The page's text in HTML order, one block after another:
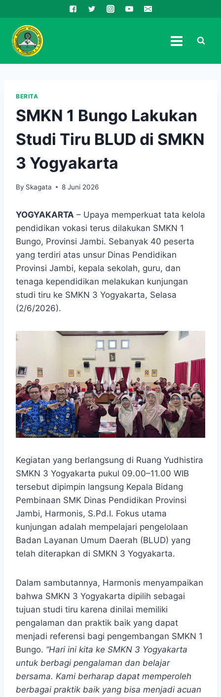
to
content
BERITA
SMKN 1 Bungo Lakukan
Studi Tiru BLUD di SMKN
3 Yogyakarta
By Skagata 8 Juni 2026
YOGYAKARTA – Upaya memperkuat tata kelola
pendidikan vokasi terus dilakukan SMKN 1
Bungo, Provinsi Jambi. Sebanyak 40 peserta
yang terdiri atas unsur Dinas Pendidikan
Provinsi Jambi, kepala sekolah, guru, dan
tenaga kependidikan melakukan kunjungan
studi tiru ke SMKN 3 Yogyakarta, Selasa
(2/6/2026).
Kegiatan yang berlangsung di Ruang Yudhistira
SMKN 3 Yogyakarta pukul 09.00–11.00 WIB
tersebut dipimpin langsung Kepala Bidang
Pembinaan SMK Dinas Pendidikan Provinsi
Jambi, Harmonis, S.Pd.I. Fokus utama
kunjungan adalah mempelajari pengelolaan
Badan Layanan Umum Daerah (BLUD) yang
telah diterapkan di SMKN 3 Yogyakarta.
Dalam sambutannya, Harmonis menyampaikan
bahwa SMKN 3 Yogyakarta dipilih sebagai
tujuan studi tiru karena dinilai memiliki
pengalaman dan praktik baik yang dapat
menjadi referensi bagi pengembangan SMKN 1
Bungo. “Hari ini kita ke SMKN 3 Yogyakarta
untuk berbagi pengalaman dan belajar
bersama. Kami berharap dapat memperoleh
berbagai praktik baik yang bisa menjadi acuan